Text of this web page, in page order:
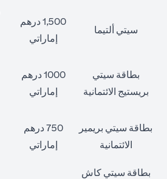
سيتي ألتيما
1,500 درهم
إماراتي
بطاقة سيتي
بريستيج الائتمانية
1000 درهم
إماراتي
بطاقة سيتي بريمير
الائتمانية
750 درهم
إماراتي
بطاقة سيتي كاش